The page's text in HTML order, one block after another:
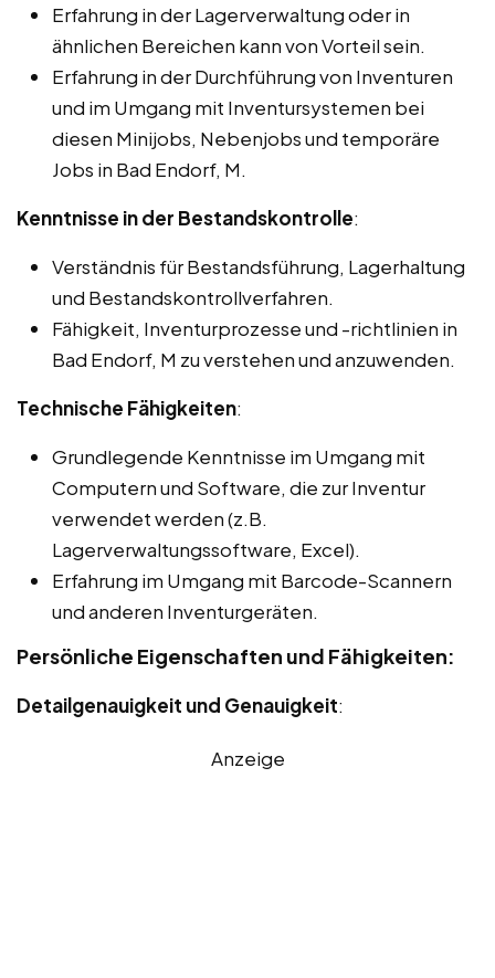
Erfahrung in der Lagerverwaltung oder in
ähnlichen Bereichen kann von Vorteil sein.
Erfahrung in der Durchführung von Inventuren
und im Umgang mit Inventursystemen bei
diesen Minijobs, Nebenjobs und temporäre
Jobs in Bad Endorf, M.
Kenntnisse in der Bestandskontrolle:
Verständnis für Bestandsführung, Lagerhaltung
und Bestandskontrollverfahren.
Fähigkeit, Inventurprozesse und -richtlinien in
Bad Endorf, M zu verstehen und anzuwenden.
Technische Fähigkeiten:
Grundlegende Kenntnisse im Umgang mit
Computern und Software, die zur Inventur
verwendet werden (z.B.
Lagerverwaltungssoftware, Excel).
Erfahrung im Umgang mit Barcode-Scannern
und anderen Inventurgeräten.
Persönliche Eigenschaften und Fähigkeiten:
Detailgenauigkeit und Genauigkeit:
Anzeige